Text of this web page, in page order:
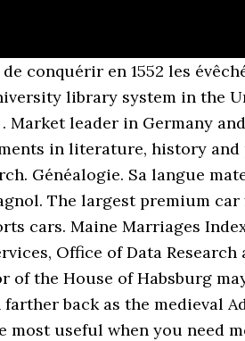
conquérir en 1552 les
library system in the
Market leader in Germany
in literature, history and
Généalogie. Sa langue
The largest premium
cars. Maine Marriages
Office of Data
the House of Habsburg
back as the medieval
most useful when you need